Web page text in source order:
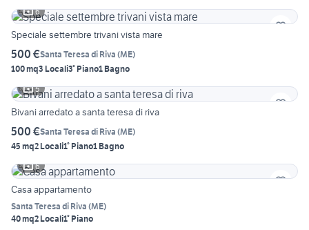
6
Speciale settembre trivani vista mare
500 €Santa Teresa di Riva (ME)
100 mq3 Locali3° Piano1 Bagno
5
Bivani arredato a santa teresa di riva
500 €Santa Teresa di Riva (ME)
45 mq2 Locali1° Piano1 Bagno
6
Casa appartamento
Santa Teresa di Riva (ME)
40 mq2 Locali1° Piano